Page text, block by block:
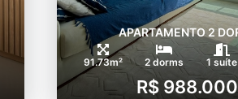
APARTAMENTO 2
91.73m² 2 dorms 1 suíte
R$ 988.000